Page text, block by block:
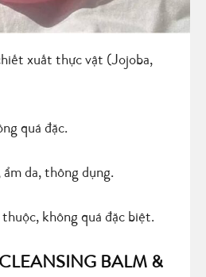
xuất thực vật (Jojoba,
quá đặc.
da, thông dụng.
thuộc, không quá đặc biệt.
BALM &